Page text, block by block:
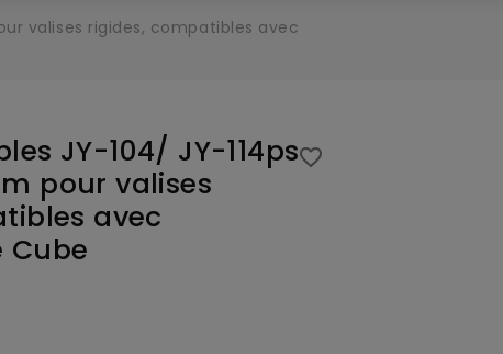
valises rigides, compatibles avec
JY-104/ JY-114ps
pour valises
avec
Cube
favorite_border